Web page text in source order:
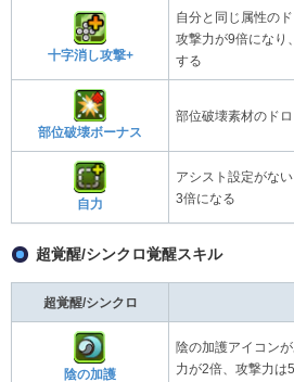
十字消し攻撃+
自分と同じ属性の
攻撃力が9倍になり
する
部位破壊ボーナス
部位破壊素材のド
自力
アシスト設定がな
3倍になる
超覚醒/シンクロ覚醒スキル
超覚醒/シンクロ
陰の加護
陰の加護アイコン
力が2倍、攻撃力は